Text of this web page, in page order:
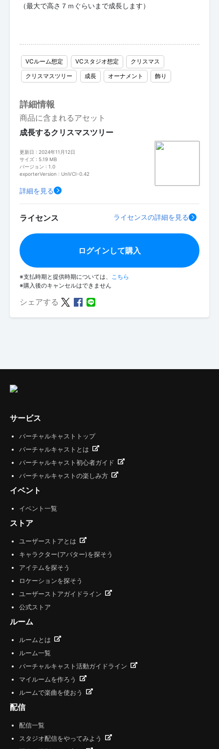
（最大で高さ７ｍぐらいまで成長します）
VCルーム想定 VCスタジオ想定
クリスマス
クリスマスツリー
成長 オーナメント 飾り
詳細情報
商品に含まれるアセット
成長するクリスマスツリー
更新日 : 2024年11月12日
サイズ : 5.19 MB
バージョン : 1.0
exporterVersion : UniVCI-0.42
詳細を見る
ライセンス ライセンスの詳細を見る
ログインして購入
※支払時期と提供時期については、 こちら
※購入後のキャンセルはできません
シェアする
サービス
バーチャルキャストトップ
バーチャルキャストとは
バーチャルキャスト初心者ガイド
バーチャルキャストの楽しみ方
イベント
イベント一覧
ストア
ユーザーストアとは
キャラクター(アバター)を探そう
アイテムを探そう
ロケーションを探そう
ユーザーストアガイドライン
公式ストア
ルーム
ルームとは
ルーム一覧
バーチャルキャスト活動ガイドライン
マイルームを作ろう
ルームで楽曲を使おう
配信
配信一覧
スタジオ配信をやってみよう